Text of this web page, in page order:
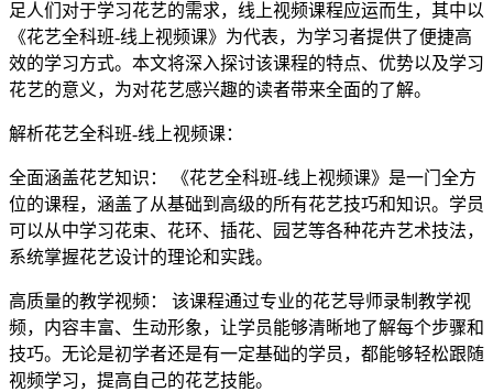
足人们对于学习花艺的需求，线上视频课程应运而生，其中以
《花艺全科班-线上视频课》为代表，为学习者提供了便捷高
效的学习方式。本文将深入探讨该课程的特点、优势以及学习
花艺的意义，为对花艺感兴趣的读者带来全面的了解。
解析花艺全科班-线上视频课：
全面涵盖花艺知识： 《花艺全科班-线上视频课》是一门全方
位的课程，涵盖了从基础到高级的所有花艺技巧和知识。学员
可以从中学习花束、花环、插花、园艺等各种花卉艺术技法，
系统掌握花艺设计的理论和实践。
高质量的教学视频： 该课程通过专业的花艺导师录制教学视
频，内容丰富、生动形象，让学员能够清晰地了解每个步骤和
技巧。无论是初学者还是有一定基础的学员，都能够轻松跟随
视频学习，提高自己的花艺技能。